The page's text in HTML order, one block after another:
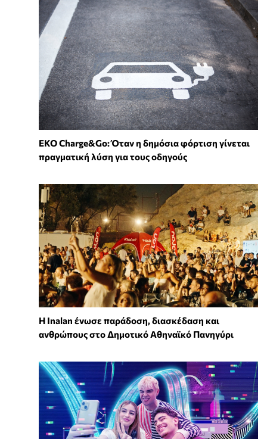
EKO Charge&Go: Όταν η δημόσια φόρτιση γίνεται
πραγματική λύση για τους οδηγούς
Η Inalan ένωσε παράδοση, διασκέδαση και
ανθρώπους στο Δημοτικό Αθηναϊκό Πανηγύρι